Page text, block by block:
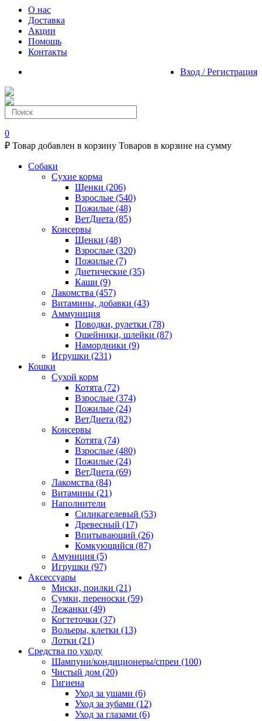
О нас
Доставка
Акции
Помощь
Контакты
Вход / Регистрация
0
₽ Товар добавлен в корзину Товаров в корзине на сумму
Собаки
Сухие корма
Щенки (206)
Взрослые (540)
Пожилые (48)
ВетДиета (85)
Консервы
Щенки (48)
Взрослые (320)
Пожилые (7)
Диетические (35)
Каши (9)
Лакомства (457)
Витамины, добавки (43)
Аммуниция
Поводки, рулетки (78)
Ошейники, шлейки (87)
Намордники (9)
Игрушки (231)
Кошки
Сухой корм
Котята (72)
Взрослые (374)
Пожилые (24)
ВетДиета (82)
Консервы
Котята (74)
Взрослые (480)
Пожилые (24)
ВетДиета (69)
Лакомства (84)
Витамины (21)
Наполнители
Силикагелевый (53)
Древесный (17)
Впитывающий (26)
Комкующийся (87)
Амуниция (5)
Игрушки (97)
Аксессуары
Миски, поилки (21)
Сумки, переноски (59)
Лежанки (49)
Когтеточки (37)
Вольеры, клетки (13)
Лотки (21)
Средства по уходу
Шампуни/кондиционеры/спреи (100)
Чистый дом (20)
Гигиена
Уход за ушами (6)
Уход за зубами (12)
Уход за глазами (6)